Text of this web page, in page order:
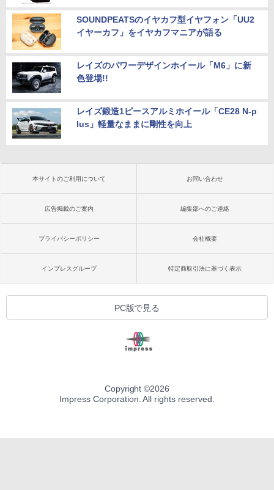
SOUNDPEATSのイヤカフ型イヤフォン「UU2
イヤーカフ」をイヤカフマニアが語る
レイズのパワーデザインホイール「M6」に新
色登場!!
レイズ鍛造1ピースアルミホイール「CE28 N-p
lus」軽量なままに剛性を向上
本サイトのご利用について お問い合わせ
広告掲載のご案内 編集部へのご連絡
プライバシーポリシー 会社概要
インプレスグループ 特定商取引法に基づく表示
PC版で見る
Copyright ©2026
Impress Corporation. All rights reserved.